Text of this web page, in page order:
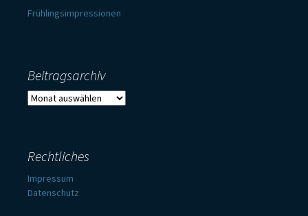
Frühlingsimpressionen
Beitragsarchiv
Beitragsarchiv
Rechtliches
Impressum
Datenschutz